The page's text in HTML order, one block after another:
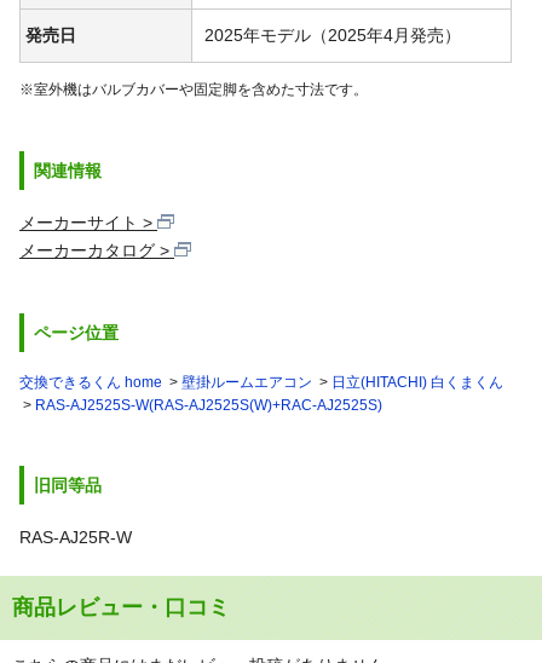
発売日 2025年モデル（2025年4月発売）
※室外機はバルブカバーや固定脚を含めた寸法です。
関連情報
メーカーサイト
メーカーカタログ
ページ位置
交換できるくん home 壁掛ルームエアコン
日立(HITACHI) 白くまくん
RAS-AJ2525S-W(RAS-AJ2525S(W)+RAC-AJ2525S)
旧同等品
RAS-AJ25R-W
商品レビュー・口コミ